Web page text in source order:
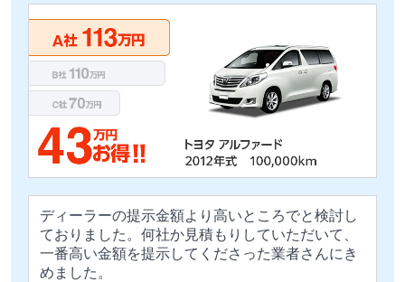
ディーラーの提示金額より高いところでと検討し
ておりました。何社か見積もりしていただいて、
一番高い金額を提示してくださった業者さんにき
めました。